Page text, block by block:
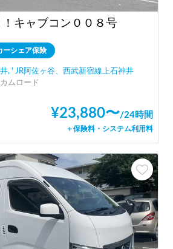
キャブコン００８号
ーシェア保険
, ' JR阿佐ヶ谷、西武新宿線上石神井
ムロード
¥23,880〜/24時間
＋保険料・システム利用料